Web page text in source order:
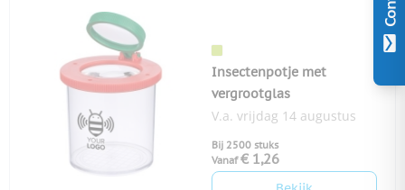
Insectenpotje met
vergrootglas
V.a. vrijdag 14 augustus
Bij 2500 stuks
Vanaf € 1,26